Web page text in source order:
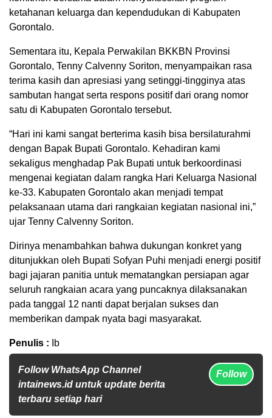
ketahanan keluarga dan kependudukan di Kabupaten
Gorontalo.
Sementara itu, Kepala Perwakilan BKKBN Provinsi
Gorontalo, Tenny Calvenny Soriton, menyampaikan rasa
terima kasih dan apresiasi yang setinggi-tingginya atas
sambutan hangat serta respons positif dari orang nomor
satu di Kabupaten Gorontalo tersebut.
“Hari ini kami sangat berterima kasih bisa bersilaturahmi
dengan Bapak Bupati Gorontalo. Kehadiran kami
sekaligus menghadap Pak Bupati untuk berkoordinasi
mengenai kegiatan dalam rangka Hari Keluarga Nasional
ke-33. Kabupaten Gorontalo akan menjadi tempat
pelaksanaan utama dari rangkaian kegiatan nasional ini,”
ujar Tenny Calvenny Soriton.
Dirinya menambahkan bahwa dukungan konkret yang
ditunjukkan oleh Bupati Sofyan Puhi menjadi energi positif
bagi jajaran panitia untuk mematangkan persiapan agar
seluruh rangkaian acara yang puncaknya dilaksanakan
pada tanggal 12 nanti dapat berjalan sukses dan
memberikan dampak nyata bagi masyarakat.
Penulis : Ib
Follow WhatsApp Channel
intainews.id untuk update berita
terbaru setiap hari
Follow